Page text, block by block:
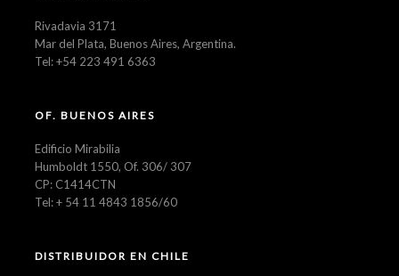
Rivadavia 3171
Mar del Plata, Buenos Aires, Argentina.
Tel: +54 223 491 6363
OF. BUENOS AIRES
Edificio Mirabilia
Humboldt 1550, Of. 306/ 307
CP: C1414CTN
Tel: + 54 11 4843 1856/60
DISTRIBUIDOR EN CHILE